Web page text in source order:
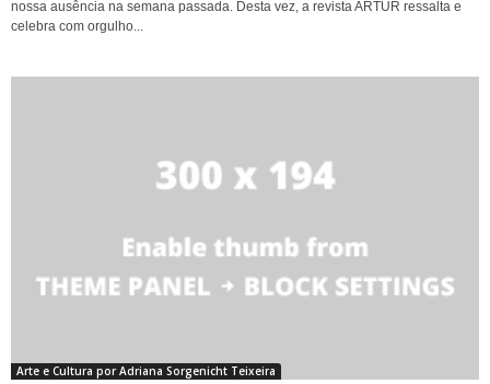
nossa ausência na semana passada. Desta vez, a revista ARTUR ressalta e
celebra com orgulho...
Arte e Cultura por Adriana Sorgenicht Teixeira